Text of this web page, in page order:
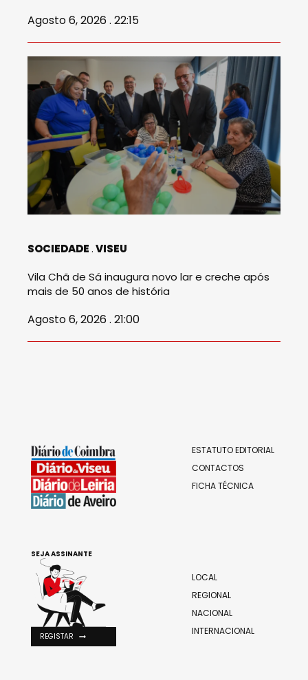
Agosto 6, 2026 . 22:15
SOCIEDADE VISEU
Vila Chã de Sá inaugura novo lar e creche após
mais de 50 anos de história
Agosto 6, 2026 . 21:00
ESTATUTO EDITORIAL
CONTACTOS
FICHA TÉCNICA
LOCAL
REGIONAL
NACIONAL
INTERNACIONAL
SEJA ASSINANTE
REGISTAR